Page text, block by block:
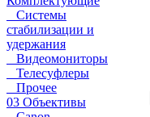
Системы
стабилизации и
удержания
Видеомониторы
Телесуфлеры
Прочее
03 Объективы